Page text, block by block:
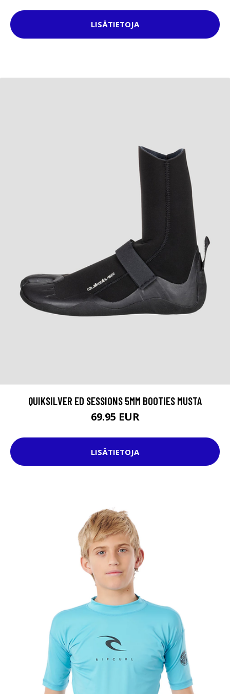
LISÄTIETOJA
QUIKSILVER ED SESSIONS 5MM BOOTIES MUSTA
69.95 EUR
LISÄTIETOJA